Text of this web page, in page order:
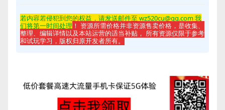
若内容若侵犯到您的权益，请发送邮件至 wz520cu@qq.com 我
们将第一时间处理 ！ 资源所需价格并非资源售卖价格，是收集、
整理、编辑详情以及本站运营的适当补贴， 所有资源仅限于参考
和试玩学习，版权归原开发者所有。